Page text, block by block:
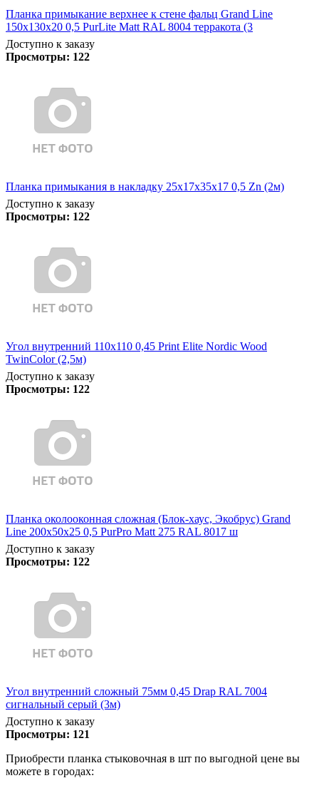
Планка примыкание верхнее к стене фальц Grand Line
150х130х20 0,5 PurLite Matt RAL 8004 терракота (3
Доступно к заказу
Просмотры: 122
Планка примыкания в накладку 25х17х35х17 0,5 Zn (2м)
Доступно к заказу
Просмотры: 122
Угол внутренний 110х110 0,45 Print Elite Nordic Wood
TwinColor (2,5м)
Доступно к заказу
Просмотры: 122
Планка околооконная сложная (Блок-хаус, Экобрус) Grand
Line 200х50х25 0,5 PurPro Matt 275 RAL 8017 ш
Доступно к заказу
Просмотры: 122
Угол внутренний сложный 75мм 0,45 Drap RAL 7004
сигнальный серый (3м)
Доступно к заказу
Просмотры: 121
Приобрести планка стыковочная в шт по выгодной цене вы
можете в городах: